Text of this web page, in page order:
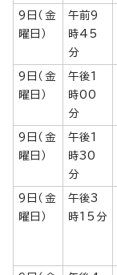
9日（金
曜日）
午前9
時45
分
9日（金
曜日）
午後1
時00
分
9日（金
曜日）
午後1
時30
分
9日（金
曜日）
午後3
時15分